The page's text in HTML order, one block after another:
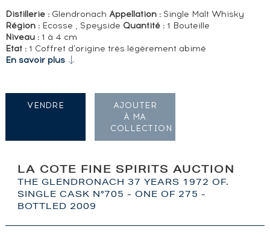
Distillerie :Glendronach Appellation :Single Malt Whisky
Région : Ecosse , Speyside Quantité :1 Bouteille
Niveau :1 à 4 cm
Etat :1 Coffret d'origine très légèrement abimé
En savoir plus
LA COTE FINE SPIRITS AUCTION
THE GLENDRONACH 37 YEARS 1972 OF.
SINGLE CASK N°705 - ONE OF 275 -
BOTTLED 2009
VENDRE
AJOUTER
À MA
COLLECTION